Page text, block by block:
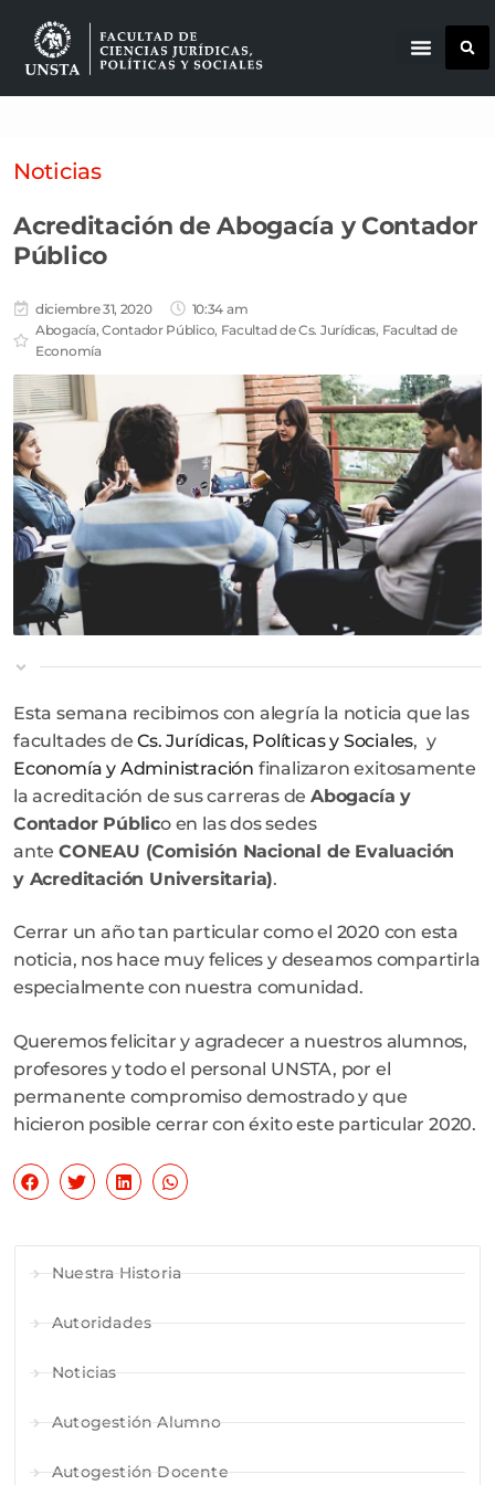
Noticias
Acreditación de Abogacía y Contador
Público
diciembre 31, 2020
10:34 am
Abogacía,Contador Público, Facultad de Cs. Jurídicas, Facultad de
Economía
Esta semana recibimos con alegría la noticia que las
facultades deCs. Jurídicas, Políticas y Sociales, y
Economía y Administración finalizaron exitosamente
la acreditación de sus carreras deAbogacía y
Contador Público en las dos sedes
ante CONEAU (Comisión Nacional de Evaluación
y Acreditación Universitaria).
Cerrar un año tan particular como el 2020 con esta
noticia, nos hace muy felices y deseamos compartirla
especialmente con nuestra comunidad.
Queremos felicitar y agradecer a nuestros alumnos,
profesores y todo el personal UNSTA, por el
permanente compromiso demostrado y que
hicieron posible cerrar con éxito este particular 2020.
Nuestra Historia
Autoridades
Noticias
Autogestión Alumno
Autogestión Docente